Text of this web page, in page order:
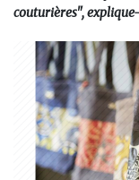
couturières",